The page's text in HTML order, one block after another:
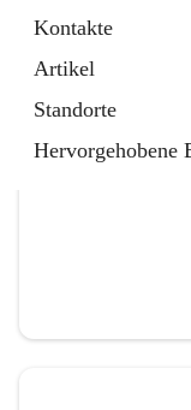
Kontakte
Artikel
Standorte
Hervorgehobene